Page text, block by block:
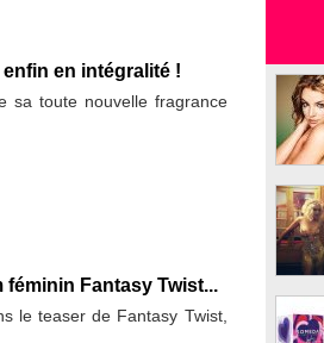
en intégralité !
sa toute nouvelle fragrance
Fantasy Twist...
le teaser de Fantasy Twist,